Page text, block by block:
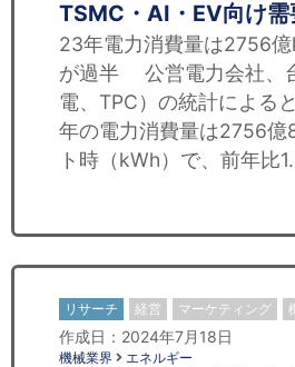
TSMC・AI・EV向け需
23年電力消費量は2756
が過半 公営電力会社、
電、TPC）の統計による
年の電力消費量は2756億
ト時（kWh）で、前年比
リサーチ 経営 マーケティング
作成日：2024年7月18日
機械業界 エネルギー